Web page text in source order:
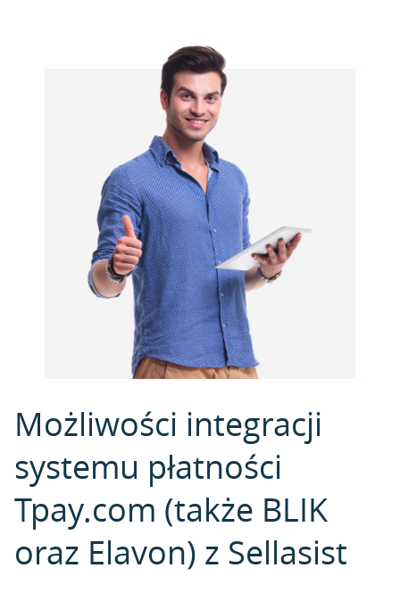
Możliwości integracji
systemu płatności
Tpay.com (także BLIK
oraz Elavon) z Sellasist